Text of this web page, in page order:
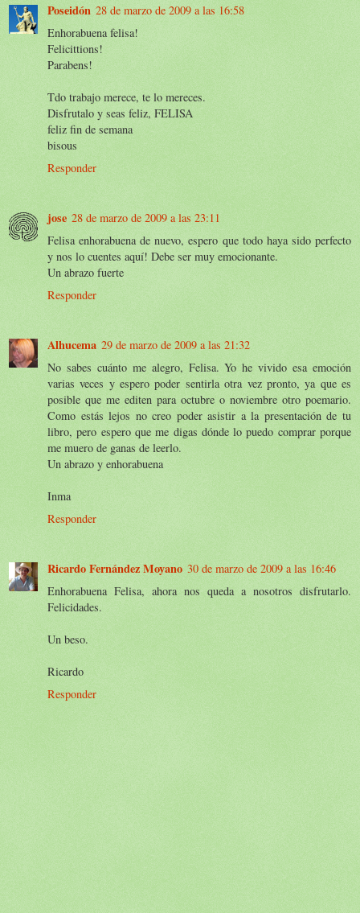
Poseidón 28 de marzo de 2009 a las 16:58
Enhorabuena felisa!
Felicittions!
Parabens!
Tdo trabajo merece, te lo mereces.
Disfrutalo y seas feliz, FELISA
feliz fin de semana
bisous
Responder
jose 28 de marzo de 2009 a las 23:11
Felisa enhorabuena de nuevo, espero que todo haya sido perfecto
y nos lo cuentes aquí! Debe ser muy emocionante.
Un abrazo fuerte
Responder
Alhucema 29 de marzo de 2009 a las 21:32
No sabes cuánto me alegro, Felisa. Yo he vivido esa emoción
varias veces y espero poder sentirla otra vez pronto, ya que es
posible que me editen para octubre o noviembre otro poemario.
Como estás lejos no creo poder asistir a la presentación de tu
libro, pero espero que me digas dónde lo puedo comprar porque
me muero de ganas de leerlo.
Un abrazo y enhorabuena
Inma
Responder
Ricardo Fernández Moyano 30 de marzo de 2009 a las 16:46
Enhorabuena Felisa, ahora nos queda a nosotros disfrutarlo.
Felicidades.
Un beso.
Ricardo
Responder